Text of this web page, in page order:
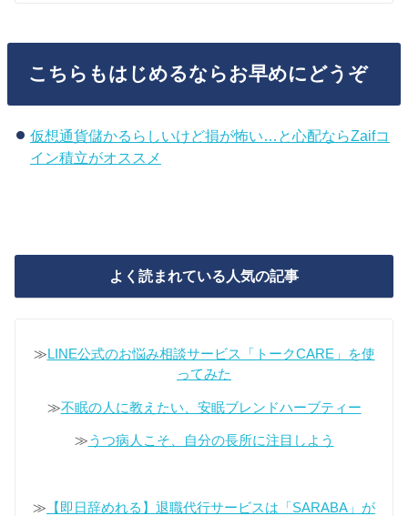
こちらもはじめるならお早めにどうぞ
仮想通貨儲かるらしいけど損が怖い…と心配ならZaifコ
イン積立がオススメ
よく読まれている人気の記事
≫ LINE公式のお悩み相談サービス「トークCARE」を使
ってみた
≫不眠の人に教えたい、安眠ブレンドハーブティー
≫うつ病人こそ、自分の長所に注目しよう
≫ 【即日辞めれる】退職代行サービスは「SARABA」が